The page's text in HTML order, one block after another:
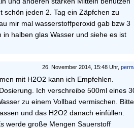
schön jeden 2. Tag ein Zäpfchen zu
mir mal wasserstoffperoxid gab bzw 3
in halben glas Wasser und siehe es ist
26. November 2014, 15:48 Uhr,
mit H2O2 kann ich Empfehlen.
Ich verschreibe 500ml eines
zu einem Vollbad vermischen. Bitte
und das H2O2 danach einfüllen.
werde große Mengen Sauerstoff